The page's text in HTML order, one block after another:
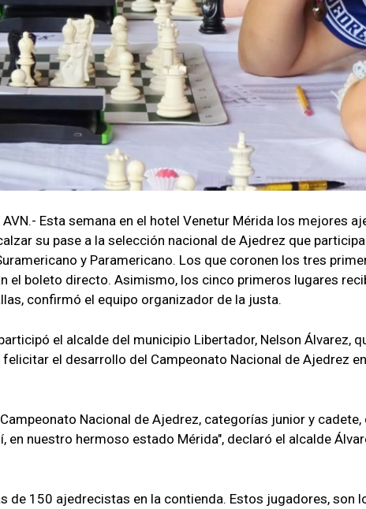
AVN.- Esta semana en el hotel Venetur Mérida los mejores
su pase a la selección nacional de Ajedrez que
y Paramericano. Los que coronen los tres
el boleto directo. Asimismo, los cinco primeros lugares
confirmó el equipo organizador de la justa.
el alcalde del municipio Libertador, Nelson Álvarez,
el desarrollo del Campeonato Nacional de Ajedrez
Nacional de Ajedrez, categorías junior y cadete,
en nuestro hermoso estado Mérida", declaró el alcalde
de 150 ajedrecistas en la contienda. Estos jugadores, son